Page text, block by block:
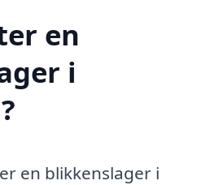
en
i
en blikkenslager i